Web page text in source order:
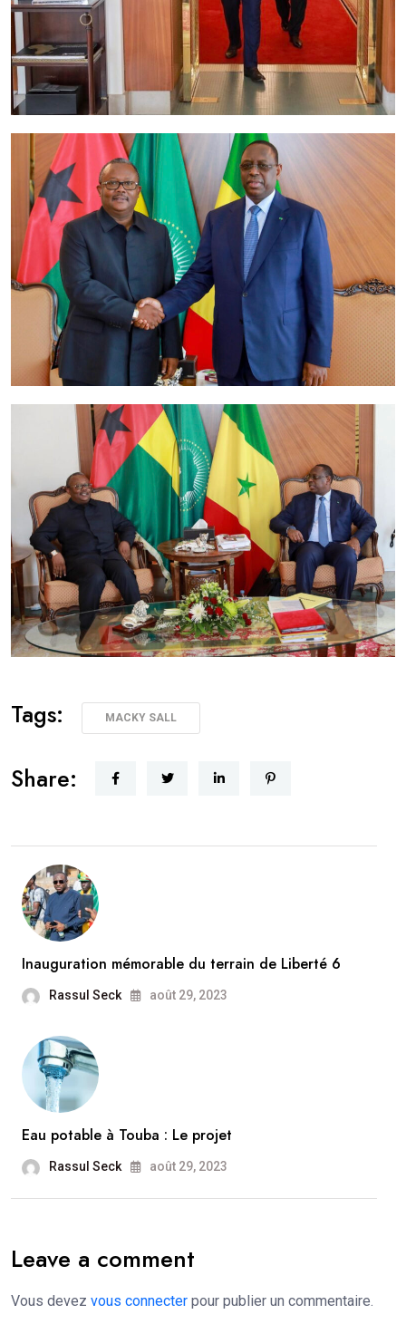
Tags: MACKY SALL
Share:
Inauguration mémorable du terrain de Liberté 6
Rassul Seck août 29, 2023
Eau potable à Touba : Le projet
Rassul Seck août 29, 2023
Leave a comment
Vous devez vous connecter pour publier un commentaire.